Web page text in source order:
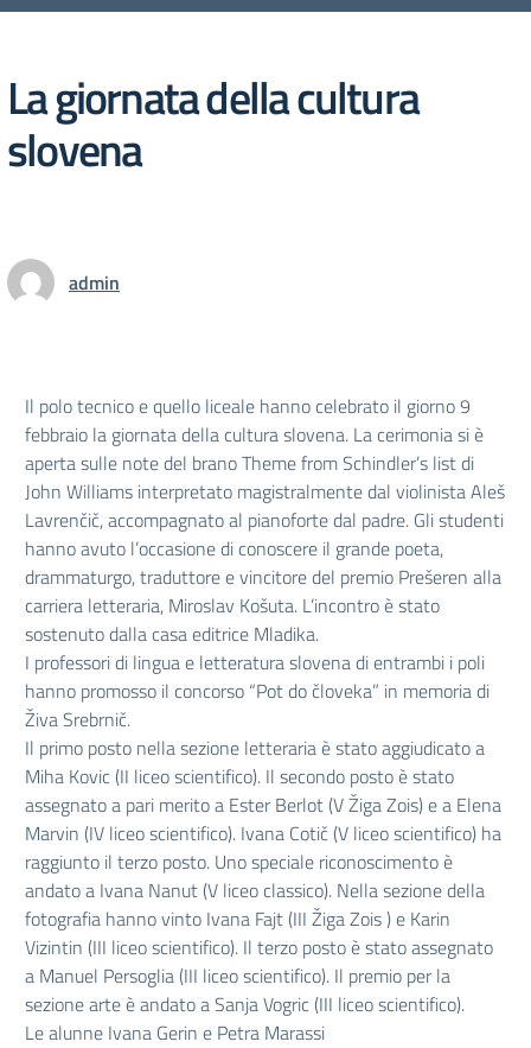
La giornata della cultura
slovena
admin
Il polo tecnico e quello liceale hanno celebrato il giorno 9
febbraio la giornata della cultura slovena. La cerimonia si è
aperta sulle note del brano Theme from Schindler’s list di
John Williams interpretato magistralmente dal violinista Aleš
Lavrenčič, accompagnato al pianoforte dal padre. Gli studenti
hanno avuto l’occasione di conoscere il grande poeta,
drammaturgo, traduttore e vincitore del premio Prešeren alla
carriera letteraria, Miroslav Košuta. L’incontro è stato
sostenuto dalla casa editrice Mladika.
I professori di lingua e letteratura slovena di entrambi i poli
hanno promosso il concorso “Pot do človeka” in memoria di
Živa Srebrnič.
Il primo posto nella sezione letteraria è stato aggiudicato a
Miha Kovic (II liceo scientifico). Il secondo posto è stato
assegnato a pari merito a Ester Berlot (V Žiga Zois) e a Elena
Marvin (IV liceo scientifico). Ivana Cotič (V liceo scientifico) ha
raggiunto il terzo posto. Uno speciale riconoscimento è
andato a Ivana Nanut (V liceo classico). Nella sezione della
fotografia hanno vinto Ivana Fajt (III Žiga Zois ) e Karin
Vizintin (III liceo scientifico). Il terzo posto è stato assegnato
a Manuel Persoglia (III liceo scientifico). Il premio per la
sezione arte è andato a Sanja Vogric (III liceo scientifico).
Le alunne Ivana Gerin e Petra Marassi